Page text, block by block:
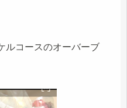
ルコースのオーバーブ